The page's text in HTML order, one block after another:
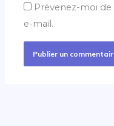
Prévenez-moi de
e-mail.